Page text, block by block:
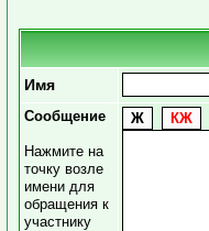
Имя
Сообщение
Нажмите на
точку возле
имени для
обращения к
участнику